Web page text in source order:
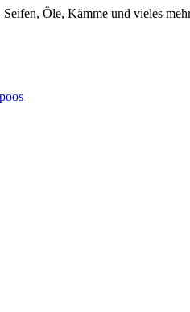
Öle, Kämme und vieles